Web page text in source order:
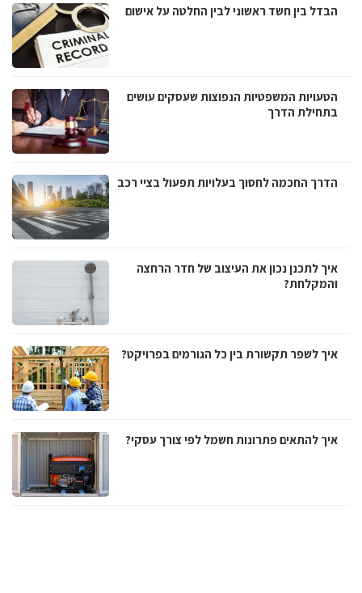
הבדל בין חשד ראשוני לבין החלטה על אישום
הטעויות המשפטיות הנפוצות שעסקים עושים
בתחילת הדרך
הדרך החכמה לחסוך בעלויות תפעול בציי רכב
איך לתכנן נכון את העיצוב של חדר הרחצה
והמקלחת?
איך לשפר תקשורת בין כל הגורמים בפרויקט?
איך להתאים פתרונות חשמל לפי צורך עסקי?